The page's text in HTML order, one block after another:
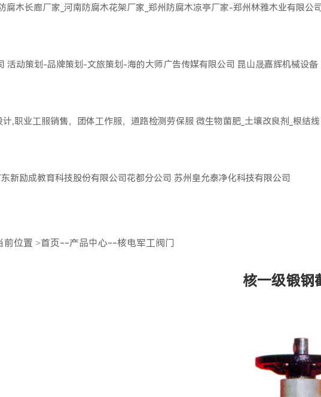
腐木长廊厂家_河南防腐木花架厂家_郑州防腐木凉亭厂家-郑州林雅木业有限公
活动策划-品牌策划-文旅策划-海的大师广告传媒有限公司 昆山晟嘉辉机械设备
,职业工服销售，团体工作服，道路检测劳保服 微生物菌肥_土壤改良剂_根结线
新励成教育科技股份有限公司花都分公司 苏州皇允泰净化科技有限公司
前位置 >首页--产品中心--核电军工阀门
核一级锻钢